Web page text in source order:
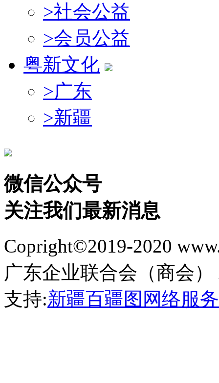
>社会公益
>会员公益
粤新文化
>广东
>新疆
微信公众号
关注我们最新消息
Copright©2019-2020
广东企业联合会（商会）
支持:新疆百疆图网络服